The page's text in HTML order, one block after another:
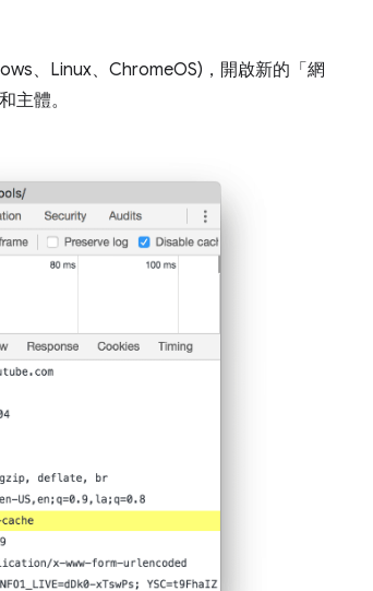
、Linux、ChromeOS)，開啟新的「網
主體。